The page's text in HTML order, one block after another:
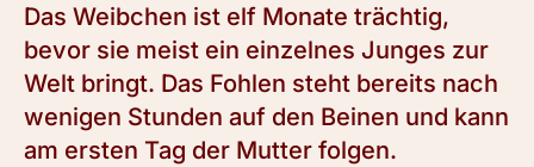
Das Weibchen ist elf Monate trächtig,
bevor sie meist ein einzelnes Junges zur
Welt bringt. Das Fohlen steht bereits nach
wenigen Stunden auf den Beinen und kann
am ersten Tag der Mutter folgen.